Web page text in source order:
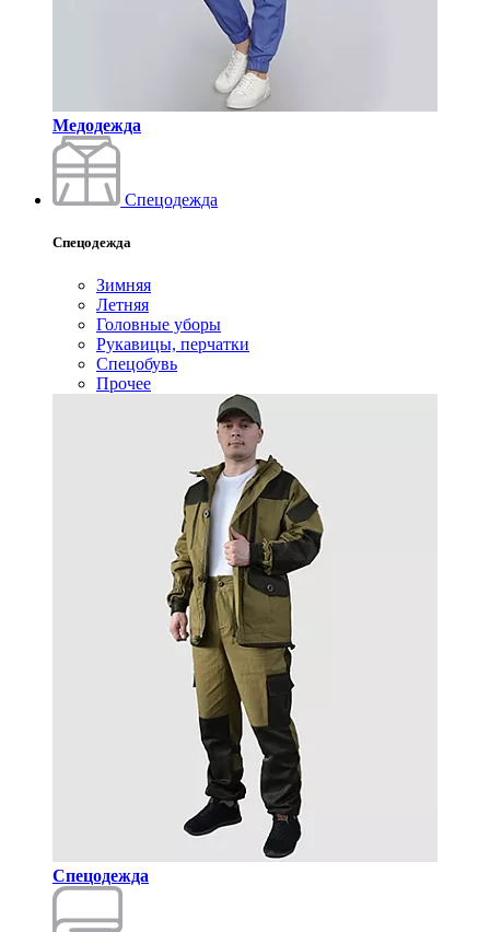
Медодежда
Спецодежда
Спецодежда
Зимняя
Летняя
Головные уборы
Рукавицы, перчатки
Спецобувь
Прочее
Спецодежда